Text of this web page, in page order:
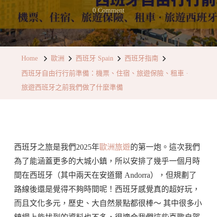
0 CommentOn
西
班
備：
機
票、
住
宿、
Home 歐洲 西班牙 Spain 西班牙指南
西班牙自由行行前準備：機票、住宿、旅遊保險、租車 ·
旅遊西班牙之前我們做了什麼準備
西班牙之旅是我們2025年歐洲旅遊的第一炮。這次我們
為了能涵蓋更多的大城小鎮，所以安排了幾乎一個月時
間在西班牙（其中兩天在安道爾 Andorra），但規劃了
路線後還是覺得不夠時間呢！西班牙感覺真的超好玩，
而且文化多元，歷史、大自然景點都很棒～ 其中很多小